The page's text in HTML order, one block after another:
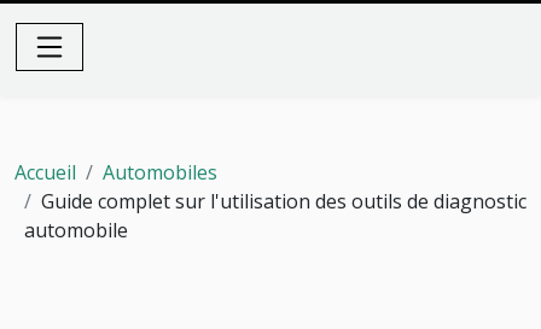
Accueil
Automobiles
Guide complet sur l'utilisation des outils de diagnostic
automobile